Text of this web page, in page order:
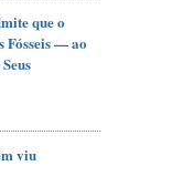
que o
Fósseis — ao
viu